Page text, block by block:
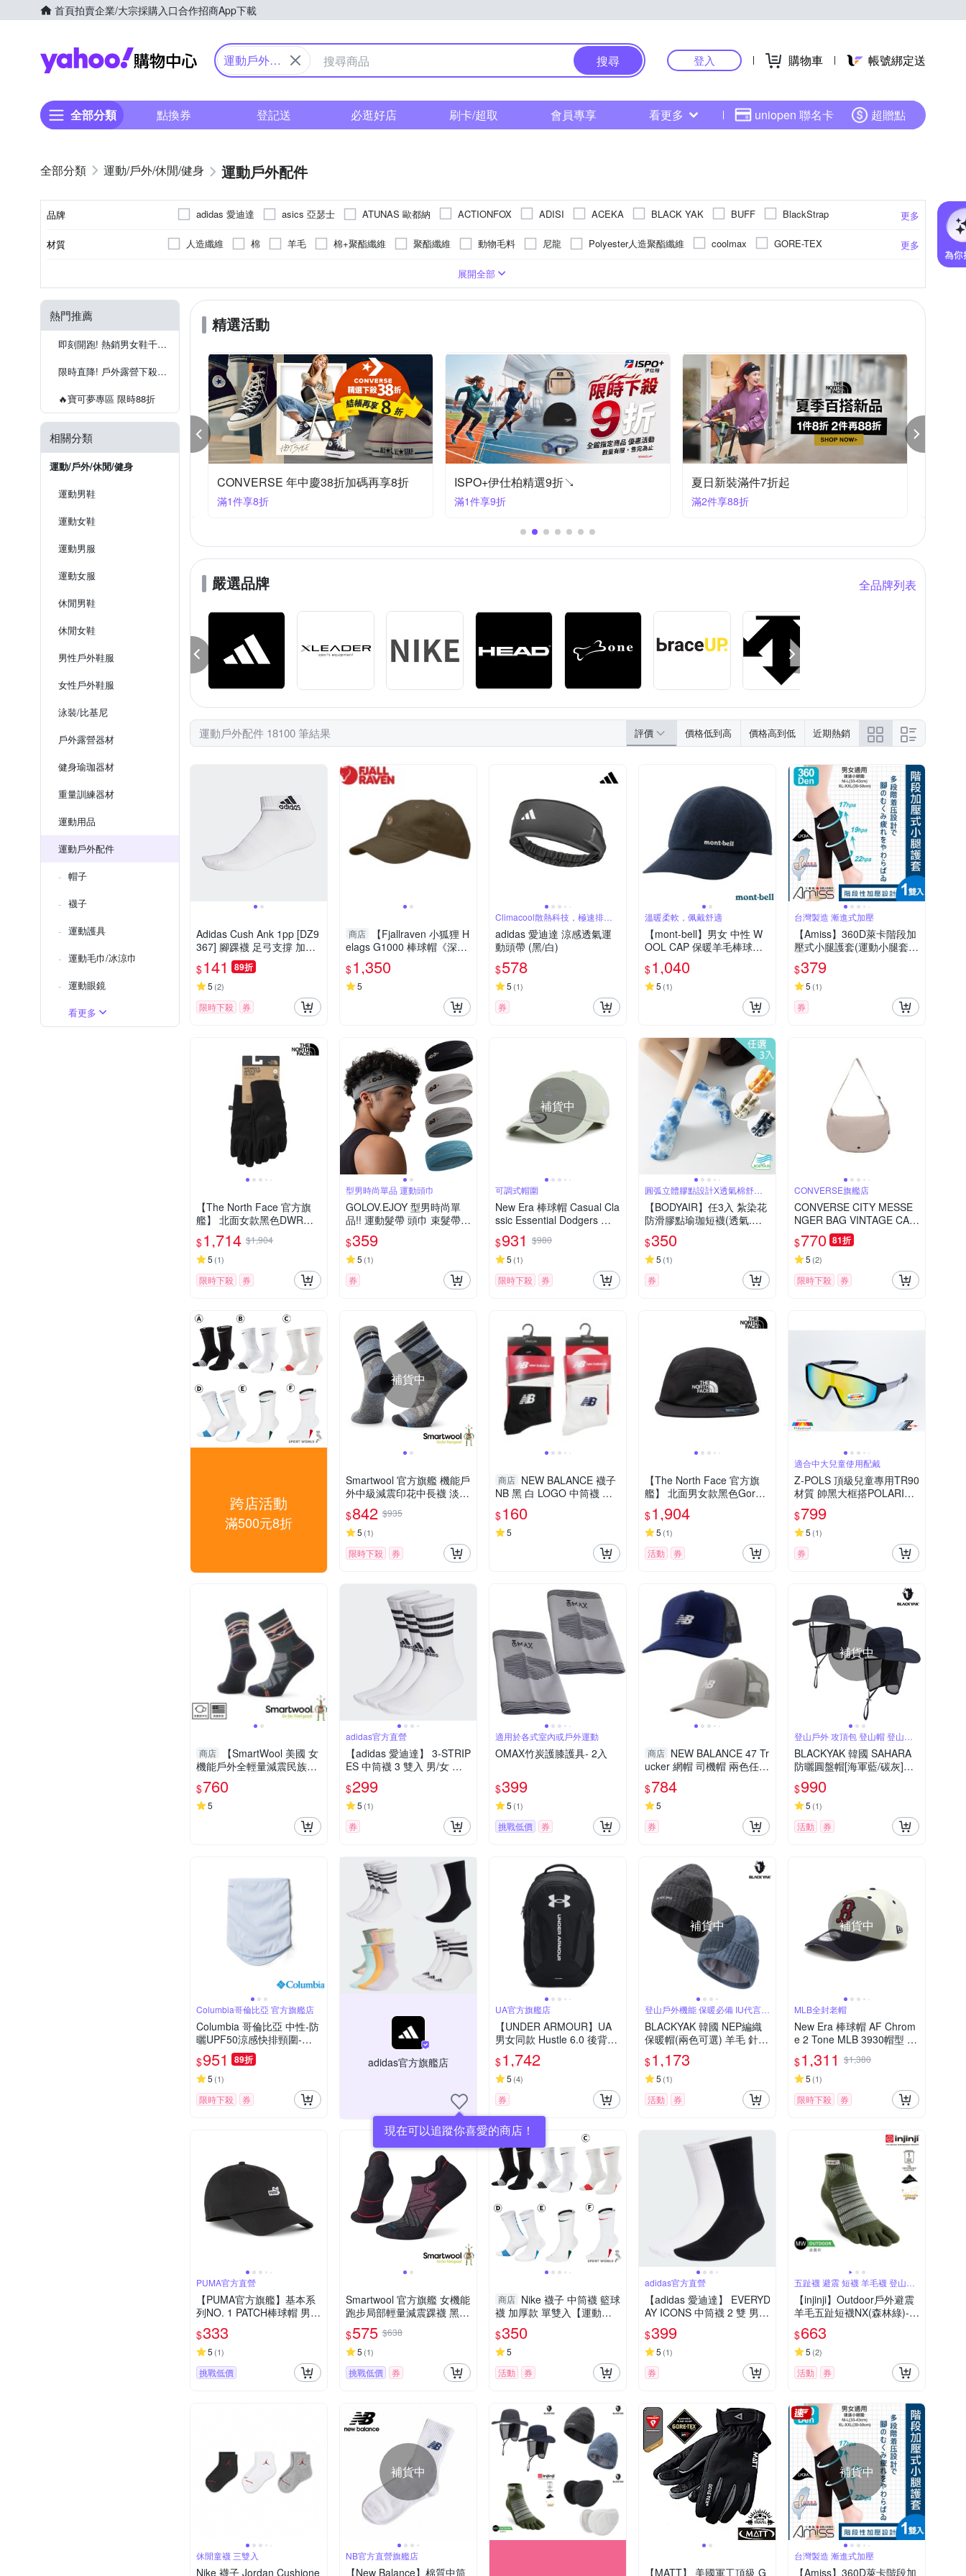
首頁拍賣企業/大宗採購入口合作招商App下載
Yahoo購物中心
運動戶外配
搜尋 登入 購物車 帳號綁定送
全部分類 點換券 登記送 必逛好店 刷卡/超取 會員專享 看更多 uniopen 聯名卡 超贈點
運動/戶外/休閒/健身 運動戶外配件
品牌 更多
adidas 愛迪達 asics 亞瑟士 ATUNAS 歐都納 ACTIONFOX ADISI ACEKA BLACK YAK BUFF
BlackStrap
braceUP
CAMELBAK Columbia 哥倫比亞 CONVERSE Cobmaster DESCENTE FILA
Fjallraven 北極狐
MIZUNO 美津濃
Mammut 長毛象 Mega coouv Mountain Hardwear NIKE NBA NEW BALANCE
NEW ERA
SmartWool
Wildland 荒野
Wilson Wind x-treme Z-POLS 統一 其他品牌 海夫健康生活館
材質 更多
人造纖維 棉 羊毛 棉+聚酯纖維 聚酯纖維 動物毛料 尼龍 Polyester人造聚酯纖維 coolmax
GORE-TEX
無
純棉
高科技複合材料、OK布面料 帆布 依商品標示 德絨 TPU氣墊、網布、魔鬼沾 如詳情圖 合成皮
詳如圖示
尼龍(石墨烯)55%,,彈性纖維32%,膠絲13%
聚酯纖維45%(含竹炭成份)、尼龍22%、橡膠25%、彈性纖維8%
聚酯纖維、尼龍、彈性纖維、橡膠 尼龍、彈性纖維、Dryarn
詳見包裝
75%尼龍、25%萊卡
吸汗棉、OK布、SBR、鋼絲彈簧、矽膠 彈力舒適料 70％Polyamid 聚醯胺纖維、30％Lycra (Elastam) 彈性纖維
絲
尼龍、聚酯纖維、彈性纖維、PU
漁夫帽
休閒鞋
滑雪帽
2L 3L
UK9
UK9.5
袖套 / 臂套 頭帶 / 髮帶
懸吊阻力 / 彈力拉繩
腳底加厚 / 毛巾底
護踝/足跟/足弓展開全部
熱門推薦
即刻開跑! 熱銷男女鞋千元有找
限時直降! 戶外露營下殺5折起
🔥寶可夢專區 限時88折
相關分類
運動/戶外/休閒/健身
運動男鞋
運動女鞋
運動男服
運動女服
休閒男鞋
休閒女鞋
男性戶外鞋服
女性戶外鞋服
泳裝/比基尼
戶外露營器材
健身瑜珈器材
重量訓練器材
運動用品
運動戶外配件
帽子
襪子
運動護具
運動毛巾/冰涼巾
運動眼鏡
看更多
精選活動
CONVERSE 年中慶38折加碼再享8折
滿1件享8折
ISPO+伊仕柏精選9折↘
滿1件享9折
夏日新裝滿件7折起
滿2件享88折
嚴選品牌 全品牌列表
運動戶外配件 18100 筆結果 評價 價格低到高 價格高到低 近期熱銷
Adidas Cush Ank 1pp [DZ9
367] 腳踝襪 足弓支撐 加厚
運動 休閒 訓練 舒適 白
$141 89折
5 (2)
限時下殺 券
商店
【Fjallraven 小狐狸 H
elags G1000 棒球帽《深橄
欖》】F77357/鴨舌帽/遮陽
帽/休閒帽
$1,350
5
Climacool散熱科技，極速排汗
adidas 愛迪達 涼感透氣運
動頭帶 (黑/白)
$578
5 (1)
券
溫暖柔軟，佩戴舒適
【mont-bell】男女 中性 W
OOL CAP 保暖羊毛棒球帽.
遮陽帽_1118744 NV 海軍
藍
$1,040
5 (1)
台灣製造 漸進式加壓
【Amiss】360D萊卡階段加
壓式小腿護套(運動小腿套
馬拉松護腿套 小腿護套 壓
力襪 慢跑 三鐵/1605)
$379
5 (1)
券
【The North Face 官方旗
艦】 北面女款黑色DWR防
潑水可觸控手套｜89RAJK3
$1,714 $1,904
5 (1)
限時下殺 券
型男時尚單品 運動頭巾
GOLOV.EJOY 型男時尚單
品!! 運動髮帶 頭巾 束髮帶
運動 健身 跑步 騎自行車 瑜
珈 籃球 高爾夫 吸濕排汗 透
氣速乾 彈性佳 吸汗止汗頭
帶
$359
5 (1)
券
補貨中
可調式帽圍
New Era 棒球帽 Casual Cla
ssic Essential Dodgers 洛
杉磯道奇 淺草綠 老帽 NE14
700329
$931 $980
5 (1)
限時下殺 券
圓弧立體膠點設計X透氣棉舒適
包覆
【BODYAIR】任3入 紮染花
防滑膠點瑜珈短襪(透氣.舞
蹈.運動.運動襪)
$350
5 (1)
券
CONVERSE旗艦店
CONVERSE CITY MESSE
NGER BAG VINTAGE CAR
GO 男女 側背包 UA5820-X
9V
$770 81折
5 (2)
限時下殺 券
跨店活動
滿500元8折
補貨中
Smartwool 官方旗艦 機能戶
外中級減震印花中長襪 淡灰
美麗諾羊毛襪 登山襪 保暖
襪 除臭襪
$842 $935
5 (1)
限時下殺 券
商店 NEW BALANCE 襪子
NB 黑 白 LOGO 中筒襪 長
襪 一入 71204004-
$160
5
【The North Face 官方旗
艦】 北面男女款黑色Gore-
Tex防水透氣運動帽｜8887J
K3
$1,904
5 (1)
活動 券
適合中大兒童使用配戴
Z-POLS 頂級兒童專用TR90
材質 帥黑大框搭POLARIZE
D 電鍍七彩REVO偏光抗UV
400運動太陽眼鏡(舒適超彈
性)
$799
5 (1)
券
商店
【SmartWool 美國 女
機能戶外全輕量減震民族風
印花中筒襪《暮光藍》】S
W001580/登山/運動襪/機能
襪
$760
5
adidas官方直營
【adidas 愛迪達】 3-STRIP
ES 中筒襪 3 雙入 男/女 兒
童 - Originals HT3458
$299
5 (1)
券
適用於各式室內或戶外運動
OMAX竹炭護膝護具- 2入
$399
5 (1)
挑戰低價 券
商店 NEW BALANCE 47 Tr
ucker 網帽 司機帽 兩色任選
中性款 棒球帽 LAH00451N
NY/LAH00451TAG
$784
5
券
補貨中
登山戶外 攻頂包 登山帽 登山必
備
BLACKYAK 韓國 SAHARA
防曬圓盤帽[海軍藍/碳灰]春
夏 遮陽帽 圓盤帽 防曬帽 中
性款 BYCB1NAF06
$990
5 (1)
活動 券
Columbia哥倫比亞 官方旗艦店
Columbia 哥倫比亞 中性-防
曬UPF50涼感快排頸圍-白
色-UCU01340WT/JS
$951 89折
5 (1)
限時下殺 券
adidas官方旗艦店
現在可以追蹤你喜愛的商店！
UA官方旗艦店
【UNDER ARMOUR】UA
男女同款 Hustle 6.0 後背包
_1384672-002
$1,742
5 (4)
券
補貨中
登山戶外機能 保暖必備 IU代言品
牌
BLACKYAK 韓國 NEP編織
保暖帽(兩色可選) 羊毛 針織
帽 保暖帽 毛帽 休閒帽 中性
BYEB2NAE06
$1,173
5 (1)
活動 券
補貨中
MLB全封老帽
New Era 棒球帽 AF Chrom
e 2 Tone MLB 3930帽型 波
士頓紅襪 BOS 全封帽 老帽
NE60574195
$1,311 $1,380
5 (1)
限時下殺 券
PUMA官方直營
【PUMA官方旗艦】基本系
列NO. 1 PATCH棒球帽 男女
共同 02599701
$333
5 (1)
挑戰低價
Smartwool 官方旗艦 女機能
跑步局部輕量減震踝襪 黑色
美麗諾羊毛襪 跑襪 保暖襪
除臭襪
$575 $638
5 (1)
挑戰低價 券
商店 Nike 襪子 中筒襪 籃球
襪 加厚款 單雙入【運動世
界】SX7622-013/100/105/
111/104/103
$350
5
活動
券
adidas官方直營
【adidas 愛迪達】 EVERYD
AY ICONS 中筒襪 2 雙 男/
女 - Originals KE0661
$399
5 (1)
券
五趾襪 避震 短襪 羊毛襪 登山必
備
【injinji】Outdoor戶外避震
羊毛五趾短襪NX(森林綠)-A
A7548 |五趾襪 登山襪 登山
推薦 防臭抗菌 吸濕排汗 羊
毛襪
$663
5 (2)
活動 券
休閒童襪 三雙入
Nike 襪子 Jordan Cushione
補貨中
NB官方直營旗艦店
【New Balance】棉質中筒 【MATT】 美國軍工頂級 G
補貨中
台灣製造 漸進式加壓
【Amiss】360D萊卡階段加